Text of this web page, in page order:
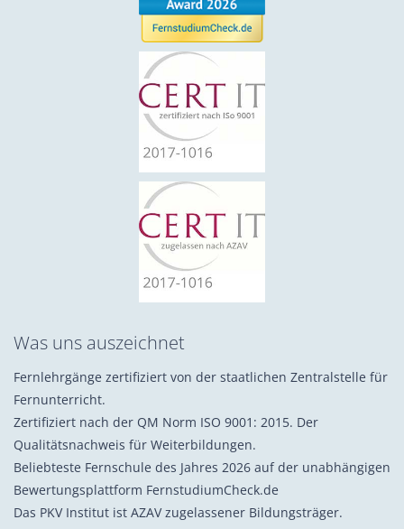
Was uns auszeichnet
Fernlehrgänge zertifiziert von der staatlichen Zentralstelle für
Fernunterricht.
Zertifiziert nach der QM Norm ISO 9001: 2015. Der
Qualitätsnachweis für Weiterbildungen.
Beliebteste Fernschule des Jahres 2026 auf der unabhängigen
Bewertungsplattform FernstudiumCheck.de
Das PKV Institut ist AZAV zugelassener Bildungsträger.